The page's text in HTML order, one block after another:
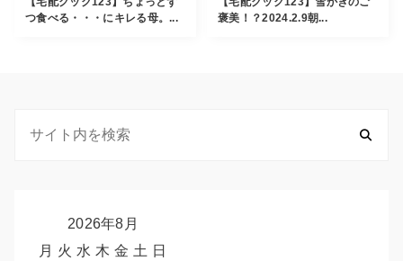
つ食べる・・・にキレる母。...
褒美！？2024.2.9朝...
2026年8月
月 火 水 木 金 土 日